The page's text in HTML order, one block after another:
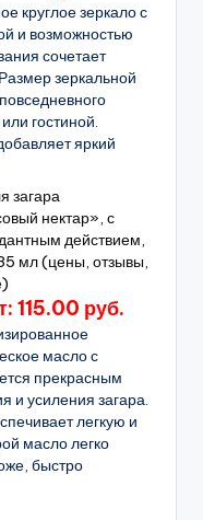
круглое зеркало с
и возможностью
сочетает
зеркальной
гостиной.
яркий
загара
нектар», с
действием,
мл (цены, отзывы,
115.00 руб.
масло с
прекрасным
и усиления загара.
легкую и
масло легко
быстро